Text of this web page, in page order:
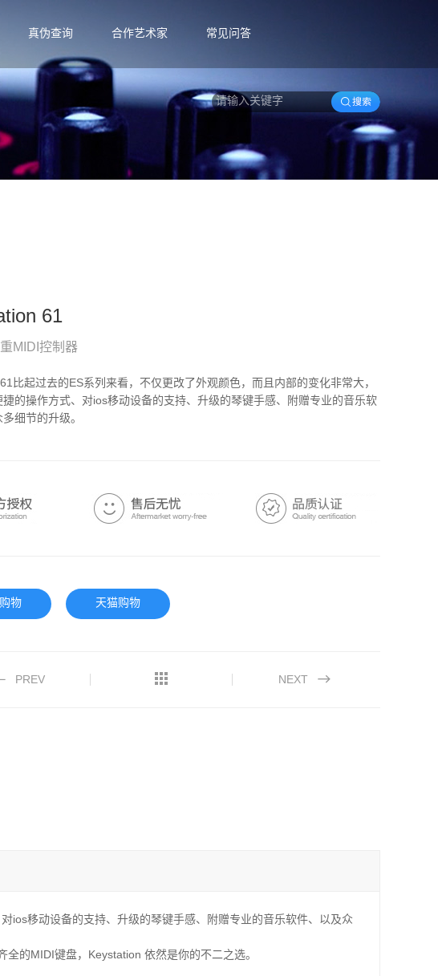
真伪查询 合作艺术家 常见问答
61
MIDI控制器
比起过去的ES系列来看，不仅更改了外观颜色，而且内部的变化非常大，
捷的操作方式、对ios移动设备的支持、升级的琴键手感、附赠专业的音乐软
细节的升级。
物 天猫购物
PREV NEXT
ios移动设备的支持、升级的琴键手感、附赠专业的音乐软件、以及众
的MIDI键盘，Keystation 依然是你的不二之选。